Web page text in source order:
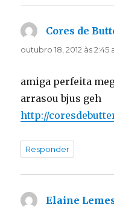
Cores de
outubro 18, 2012 às 2:45
amiga perfeita
arrasou bjus geh
http://
Responder
Elaine